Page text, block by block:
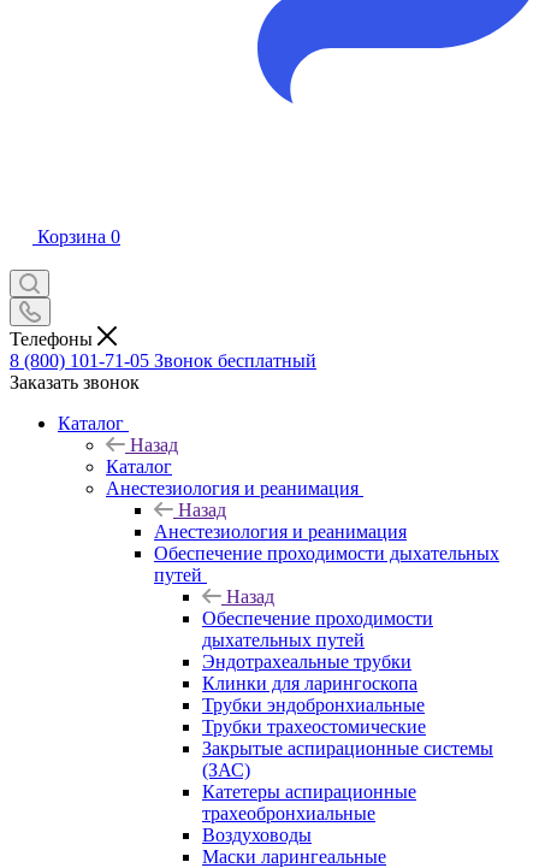
Корзина 0
Телефоны
8 (800) 101-71-05 Звонок бесплатный
Заказать звонок
Каталог
Назад
Каталог
Анестезиология и реанимация
Назад
Анестезиология и реанимация
Обеспечение проходимости дыхательных
путей
Назад
Обеспечение проходимости
дыхательных путей
Эндотрахеальные трубки
Клинки для ларингоскопа
Трубки эндобронхиальные
Трубки трахеостомические
Закрытые аспирационные системы
(ЗАС)
Катетеры аспирационные
трахеобронхиальные
Воздуховоды
Маски ларингеальные